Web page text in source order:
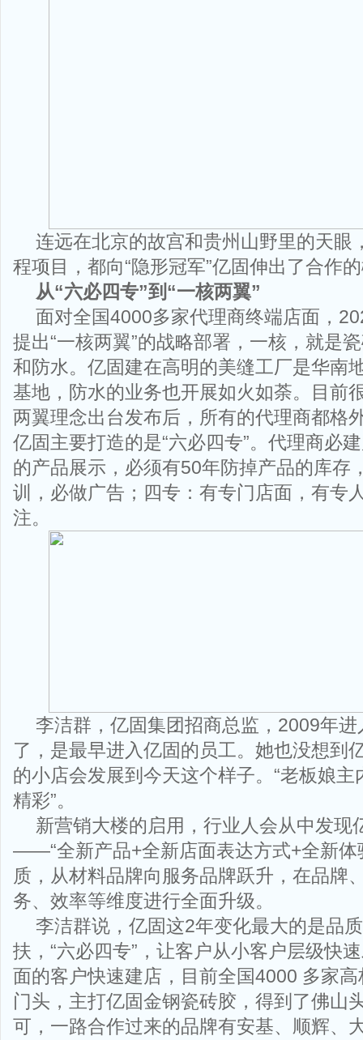
连远在北京的故宫和贵州山野里的天眼
程项目，都向“隐形冠军”亿固伸出了合作
从“六必四专”到 “一核两翼”
面对全国4000多家代理商终端店面，
提出“一核两翼”的战略部署，一核，就是
和防水。亿固建在高明的美缝工厂是华南
基地，防水的业务也开展如火如荼。目前
两翼理念出台发布后，所有的代理商都格
亿固主要打造的是“六必四专”。代理商必
的产品展示，必须有50年防掉产品的库存
训，必做广告；四专：有专门店面，有专
注。
李洁群，亿固集团招商总监，2009年
了，是最早进入亿固的员工。她也没想到
的小店会发展到今天这个样子。“老板娘
精彩”。
新营销大楼的启用，行业人会从中发现
——“全新产品+全新店面表达方式+全新体
质，从材料品牌向服务品牌跃升，在品牌
务、效率等维度进行全面升级。
李洁群说，亿固这2年变化最大的是品
扶，“六必四专”，让客户从小客户层级快
面的客户快速建店，目前全国4000 多家
门头，主打亿固金钢瓷砖胶，得到了佛山
可，一路合作过来的品牌有安基、顺辉、